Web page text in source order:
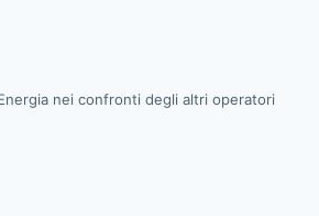
nei confronti degli altri operatori